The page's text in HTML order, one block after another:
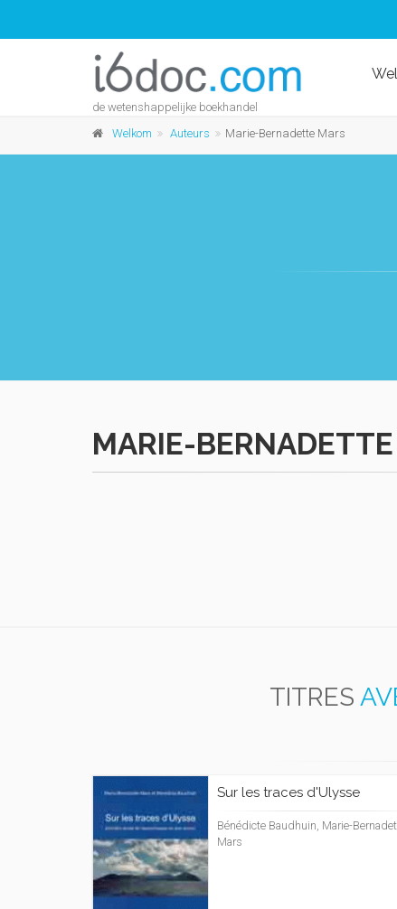
de wetenshappelijke boekhandel
Welkom Auteurs Marie-Bernadette Mars
MARIE-
TITRES
Sur les traces d'Ulysse
Bénédicte Baudhuin, Marie-
Mars